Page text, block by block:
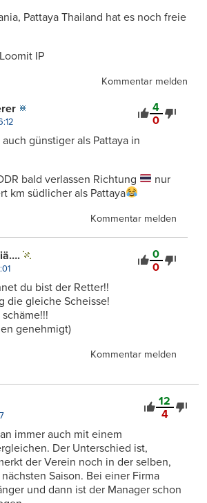
Pattaya Thailand hat es noch freie
IP
Kommentar melden
4
0
günstiger als Pattaya in
bald verlassen Richtung
nur
km südlicher als Pattaya
Kommentar melden
0
0
du bist der Retter!!
die gleiche Scheisse!
genehmigt)
Kommentar melden
12
4
immer auch mit einem
Der Unterschied ist,
der Verein noch in der selben,
Saison. Bei einer Firma
und dann ist der Manager schon